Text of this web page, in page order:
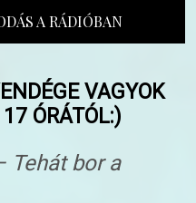
A RÁDIÓBAN
VAGYOK
ÓRÁTÓL:)
Tehát bor a